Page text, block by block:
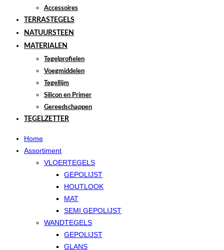
Accessoires
TERRASTEGELS
NATUURSTEEN
MATERIALEN
Tegelprofielen
Voegmiddelen
Tegellijm
Silicon en Primer
Gereedschappen
TEGELZETTER
Home
Assortiment
VLOERTEGELS
GEPOLIJST
HOUTLOOK
MAT
SEMI GEPOLIJST
WANDTEGELS
GEPOLIJST
GLANS